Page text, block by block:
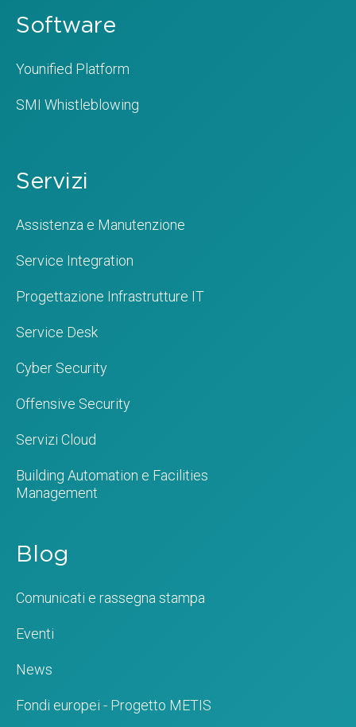
Software
Younified Platform
SMI Whistleblowing
Servizi
Assistenza e Manutenzione
Service Integration
Progettazione Infrastrutture IT
Service Desk
Cyber Security
Offensive Security
Servizi Cloud
Building Automation e Facilities
Management
Blog
Comunicati e rassegna stampa
Eventi
News
Fondi europei - Progetto METIS